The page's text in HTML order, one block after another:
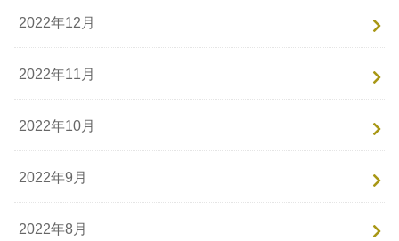
2022年12月
2022年11月
2022年10月
2022年9月
2022年8月